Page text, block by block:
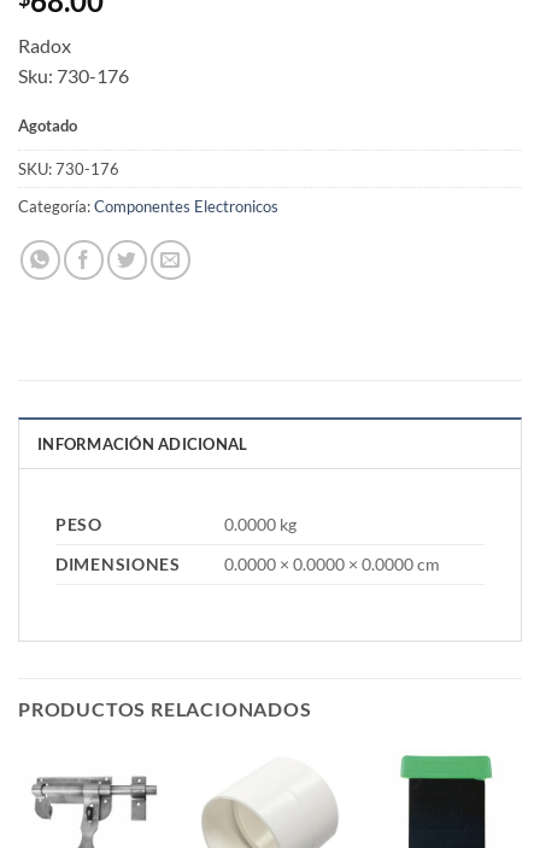
Radox
Sku: 730-176
Agotado
SKU:730-176
Categoría:Componentes Electronicos
INFORMACIÓN ADICIONAL
PESO
0.0000 kg
DIMENSIONES
0.0000 × 0.0000 × 0.0000 cm
PRODUCTOS RELACIONADOS